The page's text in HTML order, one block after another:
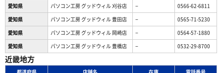
愛知県 パソコン工房 グッドウィル 刈谷店 −
0566-62-6811
愛知県
パソコン工房 グッドウィル 豊田店 −
0565-71-5230
愛知県
パソコン工房 グッドウィル 岡崎店 −
0564-57-1880
愛知県
パソコン工房 グッドウィル 豊橋店 − 0532-29-8700
近畿地方